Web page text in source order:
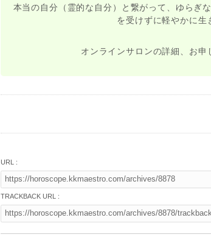
本当の自分（霊的な自分）と繋がって、ゆらぎ
を受けずに軽やかに生
オンラインサロンの詳細、お申
URL :
TRACKBACK URL :